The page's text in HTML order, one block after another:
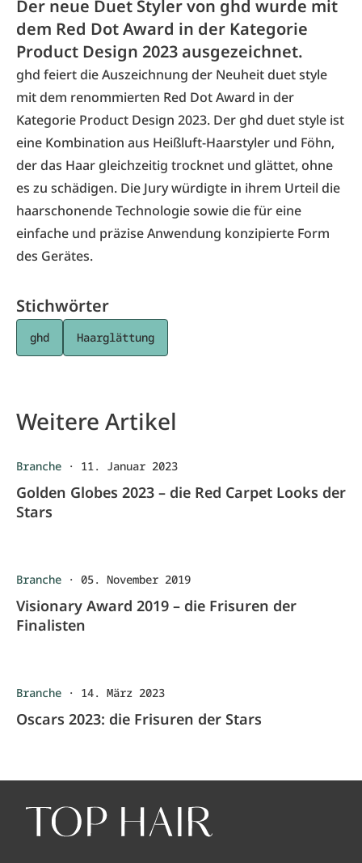
Der neue Duet Styler von ghd wurde mit
dem Red Dot Award in der Kategorie
Product Design 2023 ausgezeichnet.
ghd feiert die Auszeichnung der Neuheit duet style
mit dem renommierten Red Dot Award in der
Kategorie Product Design 2023. Der ghd duet style ist
eine Kombination aus Heißluft-Haarstyler und Föhn,
der das Haar gleichzeitig trocknet und glättet, ohne
es zu schädigen. Die Jury würdigte in ihrem Urteil die
haarschonende Technologie sowie die für eine
einfache und präzise Anwendung konzipierte Form
des Gerätes.
Stichwörter
ghd Haarglättung
Weitere Artikel
Branche · 11. Januar 2023
Golden Globes 2023 – die Red Carpet Looks der
Stars
Branche · 05. November 2019
Visionary Award 2019 – die Frisuren der
Finalisten
Branche · 14. März 2023
Oscars 2023: die Frisuren der Stars